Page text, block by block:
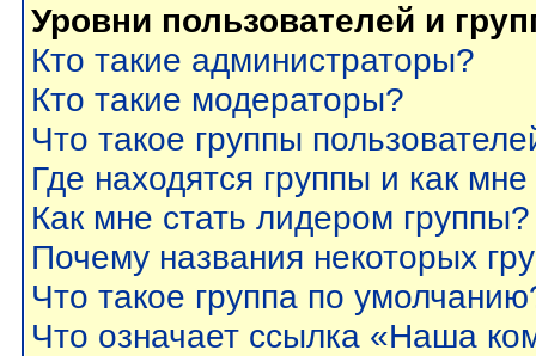
Уровни пользователей и
Кто такие администраторы?
Кто такие модераторы?
Что такое группы
Где находятся группы и как
Как мне стать лидером группы?
Почему названия некоторых
Что такое группа по
Что означает ссылка «Наша